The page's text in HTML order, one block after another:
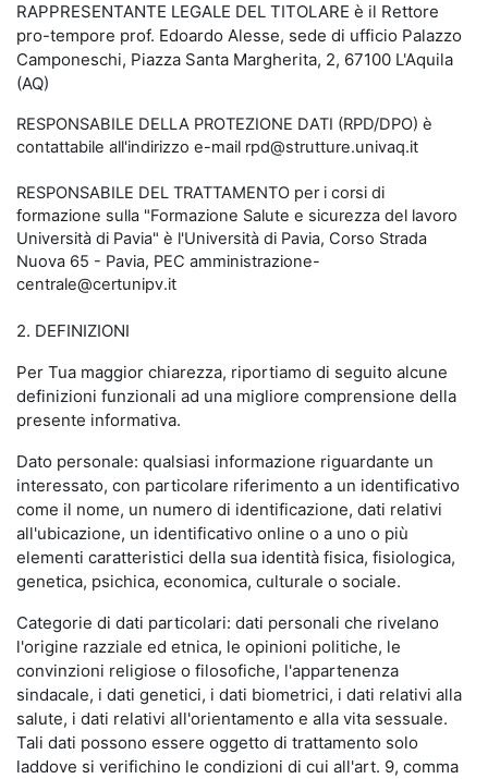
RAPPRESENTANTE LEGALE DEL TITOLARE è il Rettore
pro-tempore prof. Edoardo Alesse, sede di ufficio Palazzo
Camponeschi, Piazza Santa Margherita, 2, 67100 L'Aquila
(AQ)
RESPONSABILE DELLA PROTEZIONE DATI (RPD/DPO) è
contattabile all'indirizzo e-mail rpd@strutture.univaq.it
RESPONSABILE DEL TRATTAMENTO per i corsi di
formazione sulla "Formazione Salute e sicurezza del lavoro
Università di Pavia" è l'Università di Pavia, Corso Strada
Nuova 65 - Pavia, PEC amministrazione-
centrale@certunipv.it
2. DEFINIZIONI
Per Tua maggior chiarezza, riportiamo di seguito alcune
definizioni funzionali ad una migliore comprensione della
presente informativa.
Dato personale: qualsiasi informazione riguardante un
interessato, con particolare riferimento a un identificativo
come il nome, un numero di identificazione, dati relativi
all'ubicazione, un identificativo online o a uno o più
elementi caratteristici della sua identità fisica, fisiologica,
genetica, psichica, economica, culturale o sociale.
Categorie di dati particolari: dati personali che rivelano
l'origine razziale ed etnica, le opinioni politiche, le
convinzioni religiose o filosofiche, l'appartenenza
sindacale, i dati genetici, i dati biometrici, i dati relativi alla
salute, i dati relativi all'orientamento e alla vita sessuale.
Tali dati possono essere oggetto di trattamento solo
laddove si verifichino le condizioni di cui all'art. 9, comma